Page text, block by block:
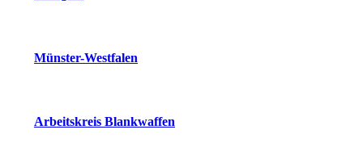
Münster-Westfalen
Arbeitskreis Blankwaffen